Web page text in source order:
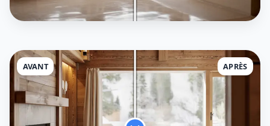
AVANT APRÈS